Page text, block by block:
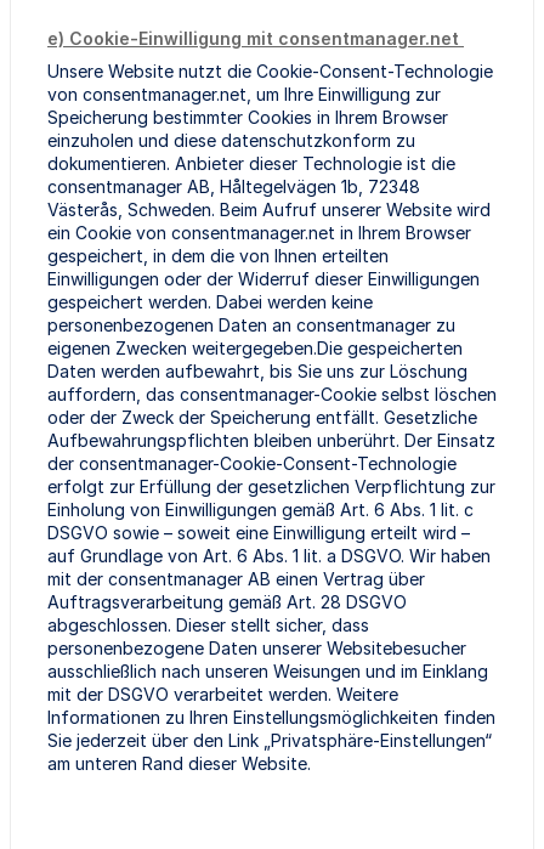
e) Cookie-Einwilligung mit consentmanager.net
Unsere Website nutzt die Cookie-Consent-Technologie
von consentmanager.net, um Ihre Einwilligung zur
Speicherung bestimmter Cookies in Ihrem Browser
einzuholen und diese datenschutzkonform zu
dokumentieren. Anbieter dieser Technologie ist die
consentmanager AB, Håltegelvägen 1b, 72348
Västerås, Schweden. Beim Aufruf unserer Website wird
ein Cookie von consentmanager.net in Ihrem Browser
gespeichert, in dem die von Ihnen erteilten
Einwilligungen oder der Widerruf dieser Einwilligungen
gespeichert werden. Dabei werden keine
personenbezogenen Daten an consentmanager zu
eigenen Zwecken weitergegeben.Die gespeicherten
Daten werden aufbewahrt, bis Sie uns zur Löschung
auffordern, das consentmanager-Cookie selbst löschen
oder der Zweck der Speicherung entfällt. Gesetzliche
Aufbewahrungspflichten bleiben unberührt. Der Einsatz
der consentmanager-Cookie-Consent-Technologie
erfolgt zur Erfüllung der gesetzlichen Verpflichtung zur
Einholung von Einwilligungen gemäß Art. 6 Abs. 1 lit. c
DSGVO sowie – soweit eine Einwilligung erteilt wird –
auf Grundlage von Art. 6 Abs. 1 lit. a DSGVO. Wir haben
mit der consentmanager AB einen Vertrag über
Auftragsverarbeitung gemäß Art. 28 DSGVO
abgeschlossen. Dieser stellt sicher, dass
personenbezogene Daten unserer Websitebesucher
ausschließlich nach unseren Weisungen und im Einklang
mit der DSGVO verarbeitet werden. Weitere
Informationen zu Ihren Einstellungsmöglichkeiten finden
Sie jederzeit über den Link „Privatsphäre-Einstellungen“
am unteren Rand dieser Website.